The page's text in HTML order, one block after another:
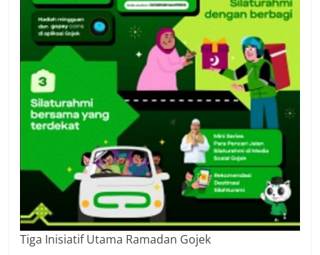
Tiga Inisiatif Utama Ramadan Gojek